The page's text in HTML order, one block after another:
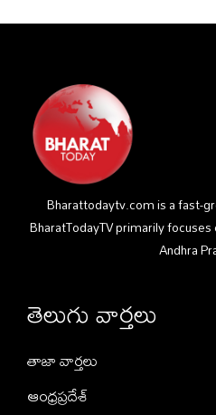
Bharattodaytv.com is a fast-
BharatTodayTV primarily
Andhra
తెలుగు వార్తలు
తాజా వార్తలు
ఆంధ్రప్రదేశ్